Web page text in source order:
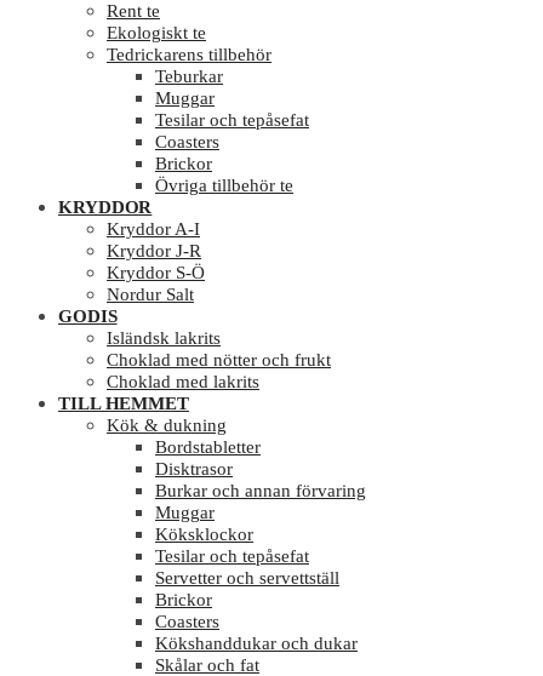
Rent te
Ekologiskt te
Tedrickarens tillbehör
Teburkar
Muggar
Tesilar och tepåsefat
Coasters
Brickor
Övriga tillbehör te
KRYDDOR
Kryddor A-I
Kryddor J-R
Kryddor S-Ö
Nordur Salt
GODIS
Isländsk lakrits
Choklad med nötter och frukt
Choklad med lakrits
TILL HEMMET
Kök & dukning
Bordstabletter
Disktrasor
Burkar och annan förvaring
Muggar
Köksklockor
Tesilar och tepåsefat
Servetter och servettställ
Brickor
Coasters
Kökshanddukar och dukar
Skålar och fat